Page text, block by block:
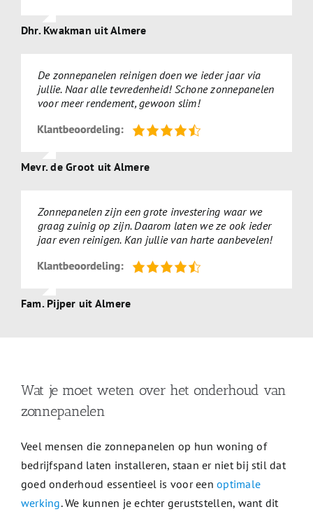
Dhr. Kwakman uit Almere
De zonnepanelen reinigen doen we ieder jaar via
jullie. Naar alle tevredenheid! Schone zonnepanelen
voor meer rendement, gewoon slim!
Mevr. de Groot uit Almere
Zonnepanelen zijn een grote investering waar we
graag zuinig op zijn. Daarom laten we ze ook ieder
jaar even reinigen. Kan jullie van harte aanbevelen!
Fam. Pijper uit Almere
Wat je moet weten over het onderhoud van
zonnepanelen
Veel mensen die zonnepanelen op hun woning of
bedrijfspand laten installeren, staan er niet bij stil dat
goed onderhoud essentieel is voor eenoptimale
werking. We kunnen je echter geruststellen, want dit